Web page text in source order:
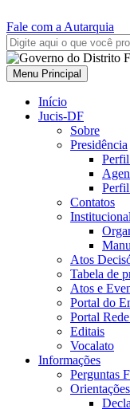
Fale com a Autarquia
Menu Principal
Início
Jucis-DF
Sobre
Presidência
Contatos
Institucional
Atos
Tabela de
Atos e
Portal do
Portal
Editais
Vocalato
Informações
Perguntas
Orientações